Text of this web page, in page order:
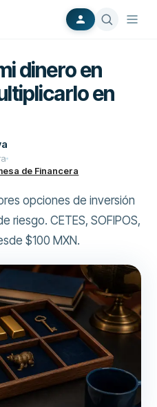
dinero en
en
de Financera
opciones de inversión
riesgo. CETES, SOFIPOS,
$100 MXN.